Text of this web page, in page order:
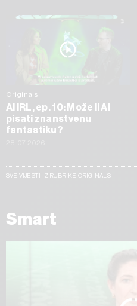
Originals
AI IRL, ep. 10: Može li AI
pisati znanstvenu
fantastiku?
SVE VIJESTI IZ RUBRIKE ORIGINALS
Smart